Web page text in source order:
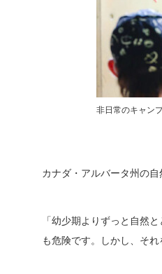
非日常のキャン
カナダ・アルバータ州の
「幼少期よりずっと自然
も危険です。しかし、そ